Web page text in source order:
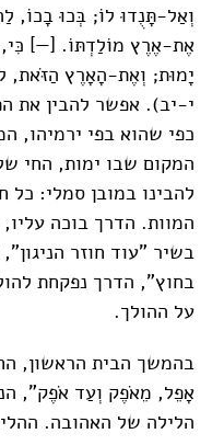
וְאַל-תָּנֻדוּ לוֹ; בְּכוּ בָכוֹ,
אֶת-אֶרֶץ מוֹלַדְתּוֹ. [—]
יָמוּת; וְאֶת-הָאָרֶץ הַזֹּאת,
י-יב). אפשר להבין את
כפי שהוא בפי ירמיהו,
המקום שבו ימות, החי
להבינו במובן סמלי: כל
המוות. הדרך בוכה
בשיר "עוד חוזר
בחוץ", הדרך נפקחת
על ההולך.
בהמשך הבית הראשון,
אָפֵל, מֵאֹפֶק וְעַד אֹפֶק",
הלילה של האהובה.